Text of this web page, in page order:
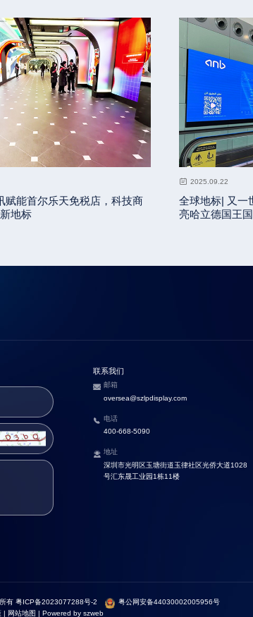
赋能首尔乐天免税店，科技商
地标
2025.09.22
全球地标| 又一
亮哈立德国王
联系我们
邮箱
oversea@szlpdisplay.com
电话
400-668-5090
地址
深圳市光明区玉塘街道玉律社区光侨大道1028
号汇东晟工业园1栋11楼
有粤ICP备2023077288号-2
粤公网安备44030002005956号
| 网站地图 | Powered by szweb